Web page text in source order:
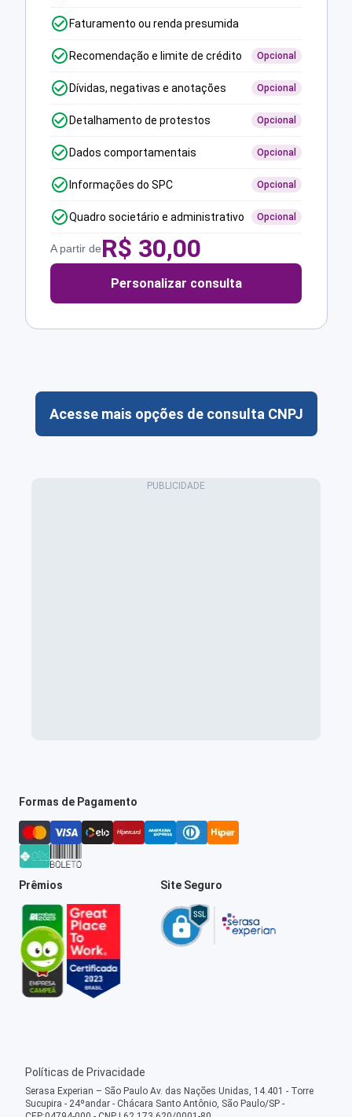
Faturamento ou renda presumida
Recomendação e limite de crédito Opcional
Dívidas, negativas e anotações Opcional
Detalhamento de protestos Opcional
Dados comportamentais Opcional
Informações do SPC Opcional
Quadro societário e administrativo Opcional
A partir deR$ 30,00
Personalizar consulta
Acesse mais opções de consulta CNPJ
Formas de Pagamento
Prêmios Site Seguro
Políticas de Privacidade
Serasa Experian – São Paulo Av. das Nações Unidas, 14.401 - Torre
Sucupira - 24ºandar - Chácara Santo Antônio, São Paulo/SP -